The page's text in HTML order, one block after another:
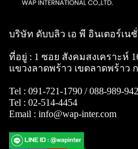
บริษัท ดับบลิว เอ พี อินเตอร์เน
ที่อยู่ : 1 ซอย สังคมสงเคราะห์
แขวงลาดพร้าว เขตลาดพร้าว
Tel : 091-721-1790 / 088-989-
Tel : 02-514-4454
Email : info@wap-inter.com